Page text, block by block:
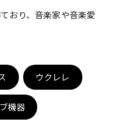
ン
エフェクター
楽器アクセサ
リ
おり、音楽家や音楽愛
ウクレレ
機器